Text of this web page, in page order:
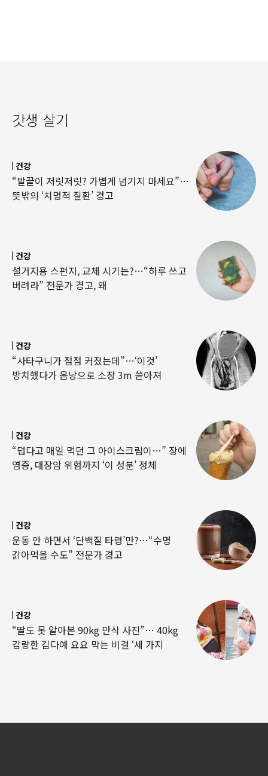
갓생 살기
건강
“발끝이 저릿저릿? 가볍게 넘기지 마세요”…
뜻밖의 ‘치명적 질환’ 경고
건강
설거지용 스펀지, 교체 시기는?…“하루 쓰고
버려라” 전문가 경고, 왜
건강
“사타구니가 점점 커졌는데”…‘이것’
방치했다가 음낭으로 소장 3m 쏟아져
건강
“덥다고 매일 먹던 그 아이스크림이…” 장에
염증, 대장암 위험까지 ‘이 성분’ 정체
건강
운동 안 하면서 ‘단백질 타령’만?…“수명
갉아먹을 수도” 전문가 경고
건강
“딸도 못 알아본 90kg 만삭 사진”… 40kg
감량한 김다예 요요 막는 비결 ‘세 가지